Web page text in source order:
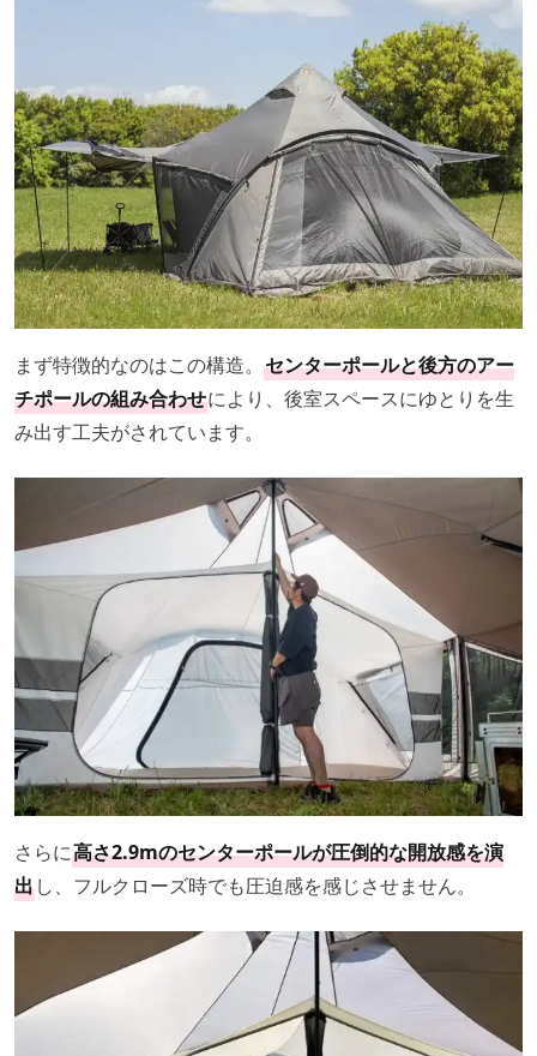
まず特徴的なのはこの構造。 センターポールと後方のアー
チポールの組み合わせにより、後室スペースにゆとりを生
み出す工夫がされています。
さらに高さ2.9mのセンターポールが圧倒的な開放感を演
出し、フルクローズ時でも圧迫感を感じさせません。